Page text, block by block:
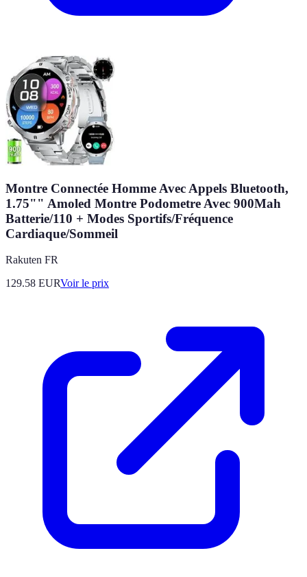
Montre Connectée Homme Avec Appels Bluetooth,
1.75"" Amoled Montre Podometre Avec 900Mah
Batterie/110 + Modes Sportifs/Fréquence
Cardiaque/Sommeil
Rakuten FR
129.58 EURVoir le prix